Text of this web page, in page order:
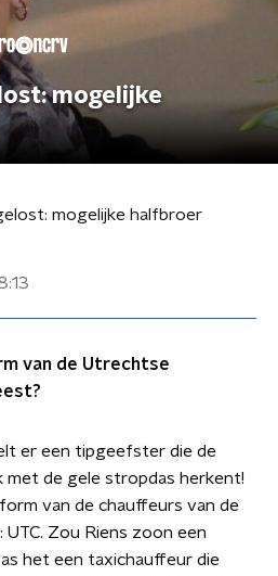
mogelijke
mogelijke halfbroer
van de Utrechtse
er een tipgeefster die de
met de gele stropdas herkent!
van de chauffeurs van de
Zou Riens zoon een
het een taxichauffeur die